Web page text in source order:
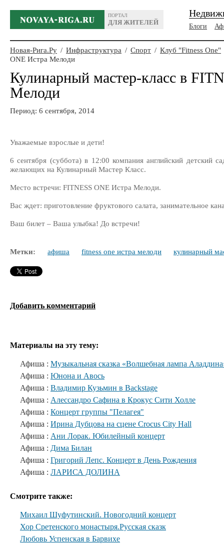
ПОРТАЛ
ДЛЯ ЖИТЕЛЕЙ
Блоги
Новая-Рига.Ру / Инфраструктура / Спорт / Клуб "Fitness One"
ONE Истра Мелоди
Кулинарный мастер-класс в
Мелоди
Период: 6 сентября, 2014
Уважаемые взрослые и дети!
6 сентября (суббота) в 12:00 компания английский детский
желающих на Кулинарный Мастер Класс.
Место встречи: FITNESS ONE Истра Мелоди.
Вас ждет: приготовление фруктового салата, занимательное
Ваш билет – Ваша улыбка! До встречи!
Метки: афиша fitness one истра мелоди кулинарный
Добавить комментарий
Материалы на эту тему:
Афиша : Музыкальная сказка «Волшебная лампа
Афиша : Юнона и Авось
Афиша : Владимир Кузьмин в Backstage
Афиша : Алессандро Сафина в Крокус Сити Холле
Афиша : Концерт группы "Пелагея"
Афиша : Ирина Дубцова на сцене Crocus City Hall
Афиша : Ани Лорак. Юбилейный концерт
Афиша : Дима Билан
Афиша : Григорий Лепс. Концерт в День Рождения
Афиша : ЛАРИСА ДОЛИНА
Смотрите также:
Михаил Шуфутинский. Новогодний концерт
Хор Сретенского монастыря.Русская сказк
Любовь Успенская в Барвихе